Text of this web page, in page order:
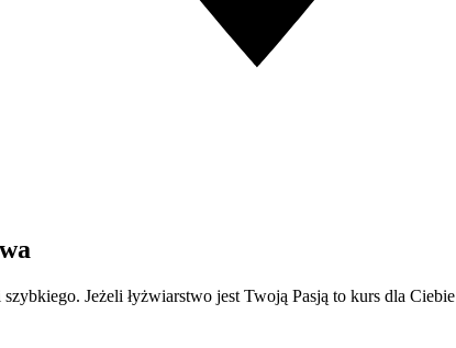
Jeżeli łyżwiarstwo jest Twoją Pasją to kurs dla Ciebie